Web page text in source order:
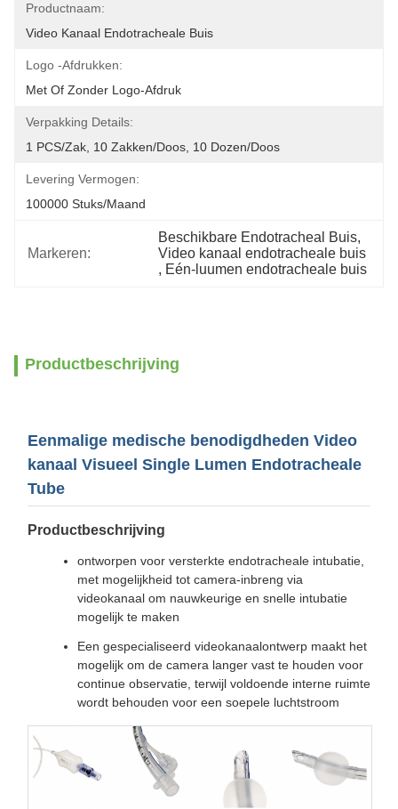
Productnaam:
Video Kanaal Endotracheale Buis
Logo -afdrukken:
Met Of Zonder Logo-Afdruk
Verpakking Details:
1 PCS/zak, 10 Zakken/doos, 10 Dozen/doos
Levering Vermogen:
100000 Stuks/maand
Markeren:
Beschikbare Endotracheal Buis,
Video kanaal endotracheale buis
, Eén-luumen endotracheale buis
Productbeschrijving
Eenmalige medische benodigdheden Video
kanaal Visueel Single Lumen Endotracheale
Tube
Productbeschrijving
ontworpen voor versterkte endotracheale intubatie,
met mogelijkheid tot camera-inbreng via
videokanaal om nauwkeurige en snelle intubatie
mogelijk te maken
Een gespecialiseerd videokanaalontwerp maakt het
mogelijk om de camera langer vast te houden voor
continue observatie, terwijl voldoende interne ruimte
wordt behouden voor een soepele luchtstroom